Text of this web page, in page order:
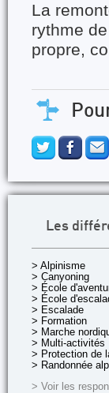
La
rythme
propre,
Les
> Alpinisme
> Canyoning
> École
> École
> Escalade
> Formation
> Marche
> Multi-activités
> Protection de
> Randonnée
> Voir les